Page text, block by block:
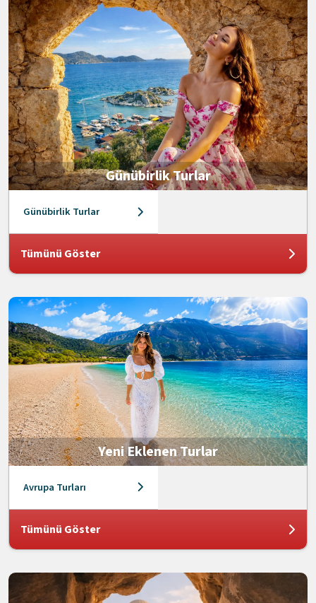
Günübirlik Turlar
Günübirlik Turlar
Tümünü Göster
Yeni Eklenen Turlar
Avrupa Turları
Tümünü Göster